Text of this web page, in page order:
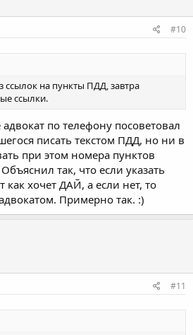
#10
ссылок на пункты ПДД, завтра
ссылки.
по телефону посоветовал
писать текстом ПДД, но ни в
при этом номера пунктов
Объяснил так, что если указать
как хочет ДАЙ, а если нет, то
Примерно так. :)
#11